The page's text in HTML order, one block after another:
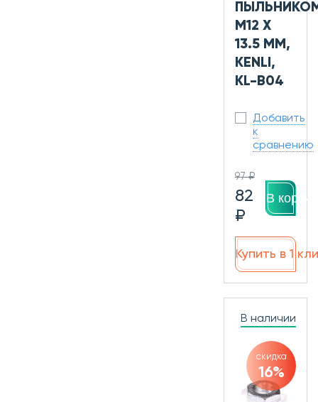
M12 X
13.5 ММ,
KENLI,
KL-B04
Добавить
к
сравнению
97 ₽
82
₽
В
Купить в 1
В наличии
скидка
16%